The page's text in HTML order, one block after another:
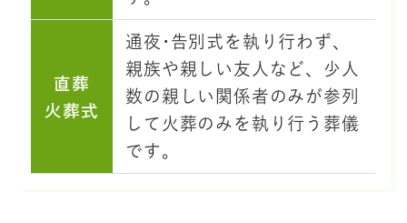
直葬
火葬式
通夜･告別式を執り行わず、
親族や親しい友人など、少人
数の親しい関係者のみが参列
して火葬のみを執り行う葬儀
です。